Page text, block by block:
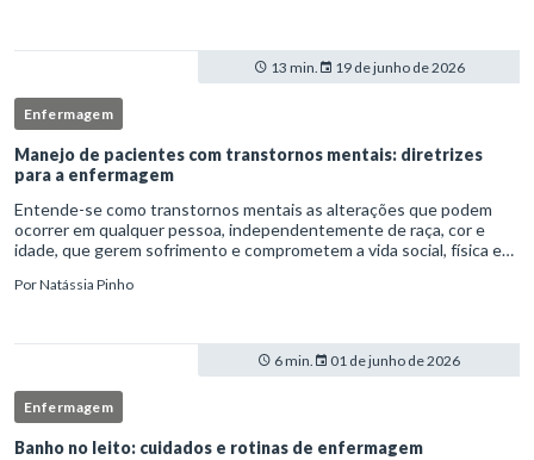
13 min. 19 de junho de 2026
Enfermagem
Manejo de pacientes com transtornos mentais: diretrizes
para a enfermagem
Entende-se como transtornos mentais as alterações que podem
ocorrer em qualquer pessoa, independentemente de raça, cor e
idade, que gerem sofrimento e comprometem a vida social, física e
PorNatássia Pinho
6 min. 01 de junho de 2026
Enfermagem
Banho no leito: cuidados e rotinas de enfermagem